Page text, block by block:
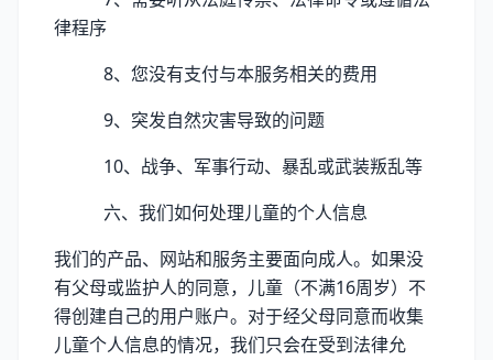
律程序
8、您没有支付与本服务相关的费用
9、突发自然灾害导致的问题
10、战争、军事行动、暴乱或武装叛乱等
六、我们如何处理儿童的个人信息
我们的产品、网站和服务主要面向成人。如果没
有父母或监护人的同意，儿童（不满16周岁）不
得创建自己的用户账户。对于经父母同意而收集
儿童个人信息的情况，我们只会在受到法律允